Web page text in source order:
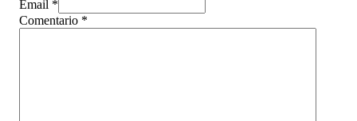
Email *
Comentario *